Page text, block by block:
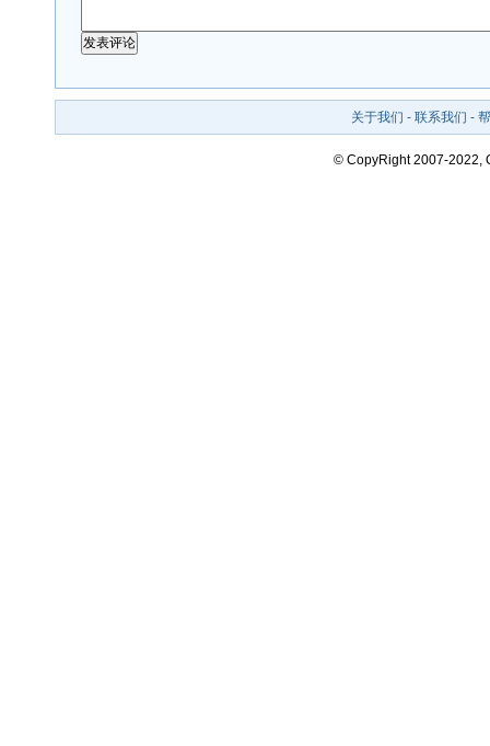
关于我们 - 联系我们 -
© CopyRight 2007-2022,